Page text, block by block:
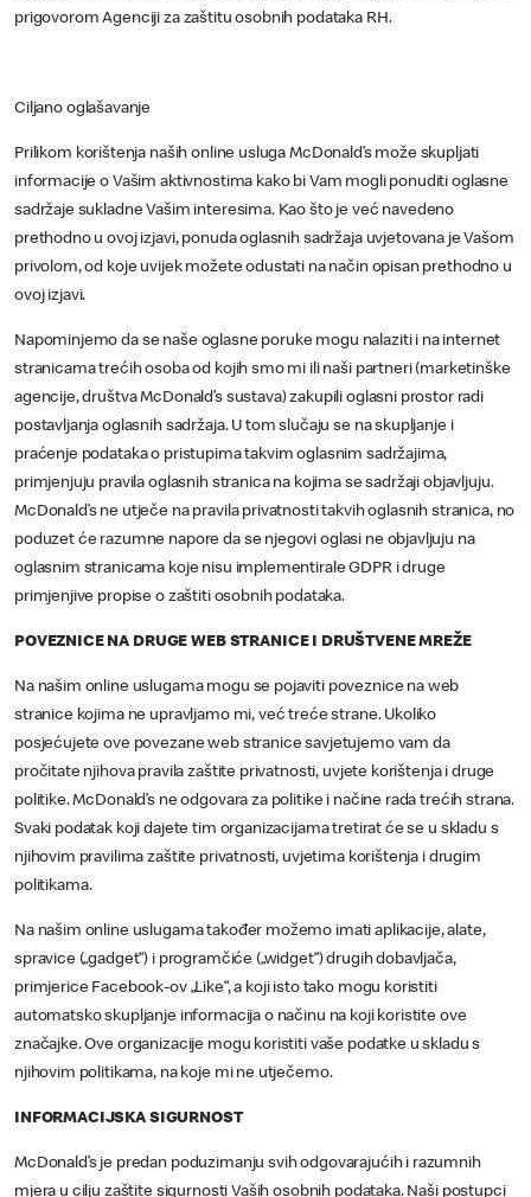
prigovorom Agenciji za zaštitu osobnih podataka RH.
Ciljano oglašavanje
Prilikom korištenja naših online usluga McDonald’s može skupljati
informacije o Vašim aktivnostima kako bi Vam mogli ponuditi oglasne
sadržaje sukladne Vašim interesima. Kao što je već navedeno
prethodno u ovoj izjavi, ponuda oglasnih sadržaja uvjetovana je Vašom
privolom, od koje uvijek možete odustati na način opisan prethodno u
ovoj izjavi.
Napominjemo da se naše oglasne poruke mogu nalaziti i na internet
stranicama trećih osoba od kojih smo mi ili naši partneri (marketinške
agencije, društva McDonald’s sustava) zakupili oglasni prostor radi
postavljanja oglasnih sadržaja. U tom slučaju se na skupljanje i
praćenje podataka o pristupima takvim oglasnim sadržajima,
primjenjuju pravila oglasnih stranica na kojima se sadržaji objavljuju.
McDonald’s ne utječe na pravila privatnosti takvih oglasnih stranica, no
poduzet će razumne napore da se njegovi oglasi ne objavljuju na
oglasnim stranicama koje nisu implementirale GDPR i druge
primjenjive propise o zaštiti osobnih podataka.
POVEZNICE NA DRUGE WEB STRANICE I DRUŠTVENE MREŽE
Na našim online uslugama mogu se pojaviti poveznice na web
stranice kojima ne upravljamo mi, već treće strane. Ukoliko
posjećujete ove povezane web stranice savjetujemo vam da
pročitate njihova pravila zaštite privatnosti, uvjete korištenja i druge
politike. McDonald’s ne odgovara za politike i načine rada trećih strana.
Svaki podatak koji dajete tim organizacijama tretirat će se u skladu s
njihovim pravilima zaštite privatnosti, uvjetima korištenja i drugim
politikama.
Na našim online uslugama također možemo imati aplikacije, alate,
spravice („gadget“) i programčiće („widget“) drugih dobavljača,
primjerice Facebook-ov „Like“, a koji isto tako mogu koristiti
automatsko skupljanje informacija o načinu na koji koristite ove
značajke. Ove organizacije mogu koristiti vaše podatke u skladu s
njihovim politikama, na koje mi ne utječemo.
INFORMACIJSKA SIGURNOST
McDonald’s je predan poduzimanju svih odgovarajućih i razumnih
mjera u cilju zaštite sigurnosti Vaših osobnih podataka. Naši postupci